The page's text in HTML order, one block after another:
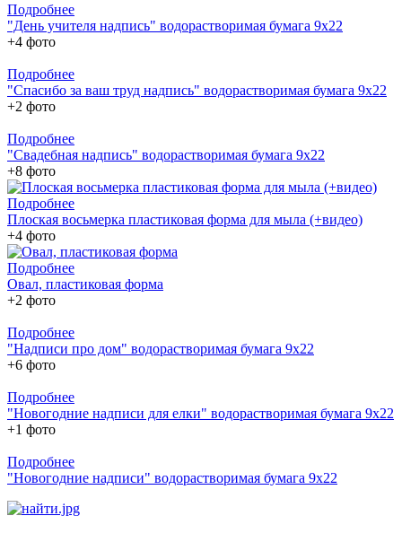
Подробнее
"День учителя надпись" водорастворимая бумага 9х22
+4 фото
Подробнее
"Спасибо за ваш труд надпись" водорастворимая бумага 9х22
+2 фото
Подробнее
"Свадебная надпись" водорастворимая бумага 9х22
+8 фото
Подробнее
Плоская восьмерка пластиковая форма для мыла (+видео)
+4 фото
Подробнее
Овал, пластиковая форма
+2 фото
Подробнее
"Надписи про дом" водорастворимая бумага 9х22
+6 фото
Подробнее
"Новогодние надписи для елки" водорастворимая бумага 9х22
+1 фото
Подробнее
"Новогодние надписи" водорастворимая бумага 9х22